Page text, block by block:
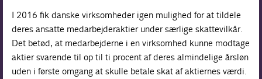
I 2016 fik danske virksomheder igen mulighed for at tildele
deres ansatte medarbejderaktier under særlige skattevilkår.
Det betød, at medarbejderne i en virksomhed kunne modtage
aktier svarende til op til ti procent af deres almindelige årsløn
uden i første omgang at skulle betale skat af aktiernes værdi.